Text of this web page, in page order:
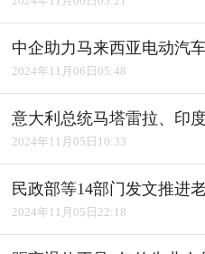
中企助力马来西亚电动汽
2024年11月06日05:48
2024年11月05日10:33
民政部等14部门发文推进
2024年11月05日22:18